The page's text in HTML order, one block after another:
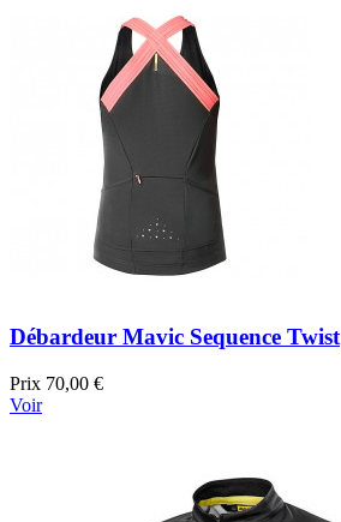
Débardeur Mavic Sequence Twist
Prix 70,00 €
Voir